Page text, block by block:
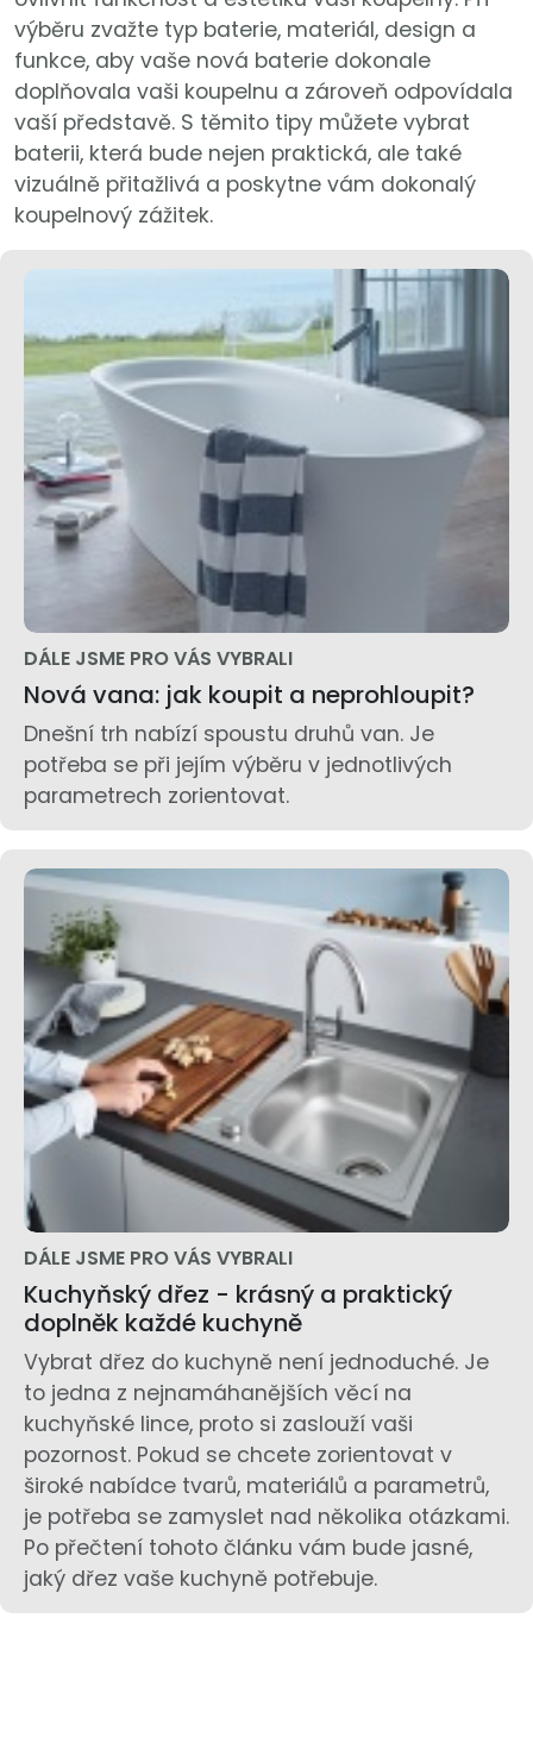
výběru zvažte typ baterie, materiál, design a
funkce, aby vaše nová baterie dokonale
doplňovala vaši koupelnu a zároveň odpovídala
vaší představě. S těmito tipy můžete vybrat
baterii, která bude nejen praktická, ale také
vizuálně přitažlivá a poskytne vám dokonalý
koupelnový zážitek.
DÁLE JSME PRO VÁS VYBRALI
Nová vana: jak koupit a neprohloupit?
Dnešní trh nabízí spoustu druhů van. Je
potřeba se při jejím výběru v jednotlivých
parametrech zorientovat.
DÁLE JSME PRO VÁS VYBRALI
Kuchyňský dřez - krásný a praktický
doplněk každé kuchyně
Vybrat dřez do kuchyně není jednoduché. Je
to jedna z nejnamáhanějších věcí na
kuchyňské lince, proto si zaslouží vaši
pozornost. Pokud se chcete zorientovat v
široké nabídce tvarů, materiálů a parametrů,
je potřeba se zamyslet nad několika otázkami.
Po přečtení tohoto článku vám bude jasné,
jaký dřez vaše kuchyně potřebuje.